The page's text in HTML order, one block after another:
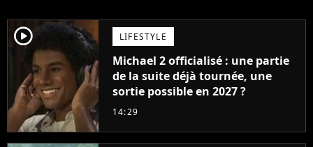
player2 LIFESTYLE
Michael 2 officialisé : une partie
de la suite déjà tournée, une
sortie possible en 2027 ?
14:29